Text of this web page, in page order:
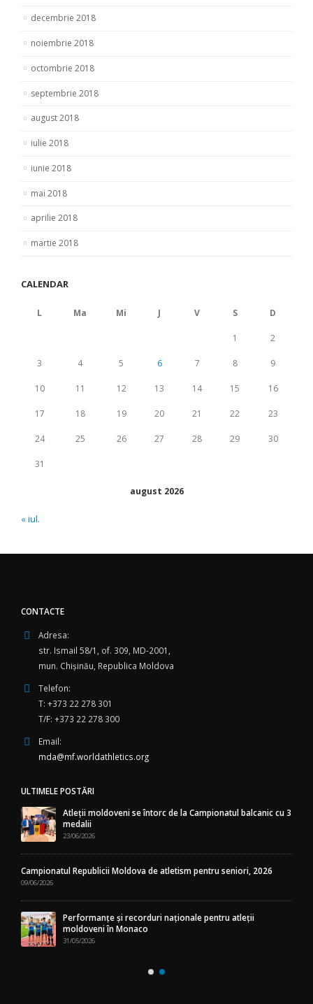
decembrie 2018
noiembrie 2018
octombrie 2018
septembrie 2018
august 2018
iulie 2018
iunie 2018
mai 2018
aprilie 2018
martie 2018
CALENDAR
august 2026
L Ma Mi J V S D
1 2
3 4 5 6 7 8 9
10 11 12 13 14 15 16
17 18 19 20 21 22 23
24 25 26 27 28 29 30
31
« iul.
CONTACTE
Adresa:
str. Ismail 58/1, of. 309, MD-2001,
mun. Chişinău, Republica Moldova
Telefon:
T: +373 22 278 301
T/F: +373 22 278 300
Email:
mda@mf.worldathletics.org
ULTIMELE POSTĂRI
Atleții moldoveni se întorc de la Campionatul balcanic cu 3
medalii
23/06/2026
Campionatul Republicii Moldova de atletism pentru seniori, 2026
09/06/2026
Performanțe și recorduri naționale pentru atleții
moldoveni în Monaco
31/05/2026